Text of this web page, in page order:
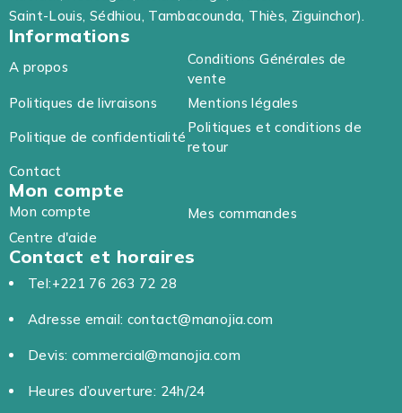
Saint-Louis, Sédhiou, Tambacounda, Thiès, Ziguinchor).
Informations
A propos
Conditions Générales de
vente
Politiques de livraisons
Mentions légales
Politique de confidentialité
Politiques et conditions de
retour
Contact
Mon compte
Mon compte
Mes commandes
Centre d'aide
Contact et horaires
Tel:+221 76 263 72 28
Adresse email: contact@manojia.com
Devis: commercial@manojia.com
Heures d’ouverture: 24h/24